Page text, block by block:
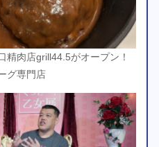
精肉店grill44.5がオープン！
グ専門店